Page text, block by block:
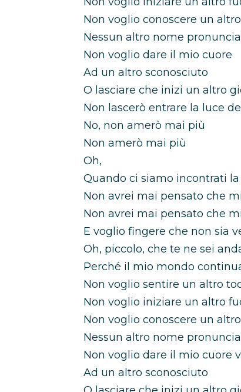
Non voglio conoscere un
Nessun altro nome
Non voglio dare il mio cuore
Ad un altro sconosciuto
O lasciare che inizi un altro
Non lascerò entrare la luce
No, non amerò mai più
Non amerò mai più
Oh,
Quando ci siamo incontrati
Non avrei mai pensato che
Non avrei mai pensato che
E voglio fingere che non sia
Oh, piccolo, che te ne sei
Perché il mio mondo
Non voglio sentire un altro
Non voglio iniziare un altro
Non voglio conoscere un
Nessun altro nome
Non voglio dare il mio cuore
Ad un altro sconosciuto